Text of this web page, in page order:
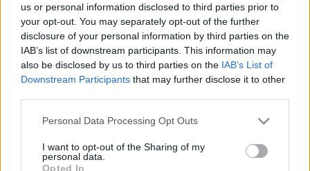
us or personal information disclosed to third parties prior to
your opt-out. You may separately opt-out of the further
disclosure of your personal information by third parties on the
IAB’s list of downstream participants. This information may
also be disclosed by us to third parties on the IAB’s List of
Downstream Participants that may further disclose it to other
Please note that this website/app uses one or more Google
not limited to your visit or usage behaviour. You may click to
grant or deny consent to Google and its third-party tags to
Personal Data Processing Opt Outs
I want to opt-out of the Sharing of my
personal data.
Opted In
Media Center
Δελτία Τύπου
Φωτογραφικό Υλικό
Λογότυπα
Συνάντηση των
Προσκόπων με την
Ειδική Απεσταλμένη του
Γενικού Γραμματέα του